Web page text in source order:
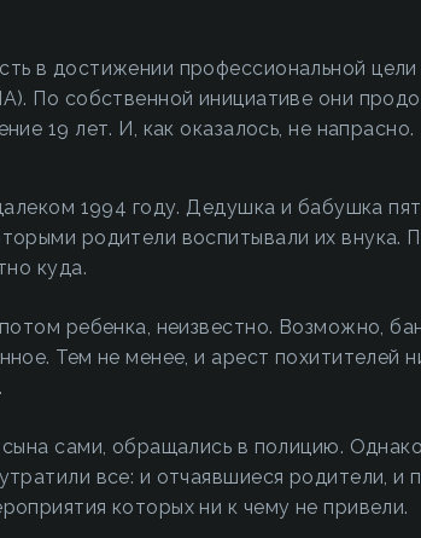
в достижении профессиональной
По собственной инициативе они
19 лет. И, как оказалось, не напрасно.
1994 году. Дедушка и бабушка
родители воспитывали их внука.
куда.
ребенка, неизвестно. Возможно,
Тем не менее, и арест похитителей
сами, обращались в полицию.
все: и отчаявшиеся родители, и
которых ни к чему не привели.